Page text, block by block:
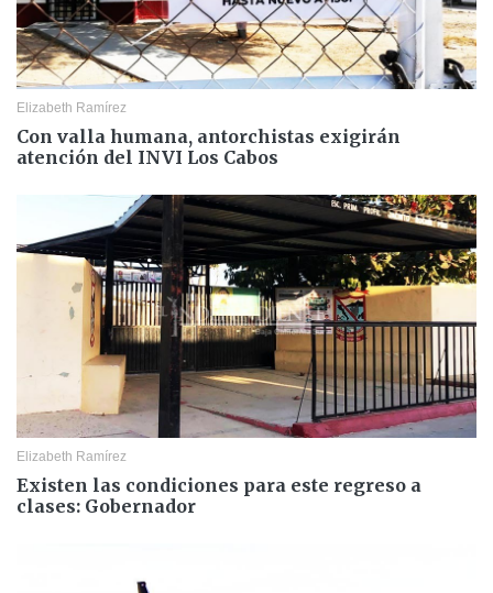
Elizabeth Ramírez
Con valla humana, antorchistas exigirán
atención del INVI Los Cabos
Elizabeth Ramírez
Existen las condiciones para este regreso a
clases: Gobernador